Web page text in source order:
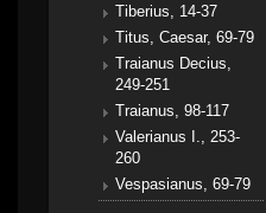
Tiberius, 14-37
Titus, Caesar, 69-79
Traianus Decius,
249-251
Traianus, 98-117
Valerianus I., 253-
260
Vespasianus, 69-79